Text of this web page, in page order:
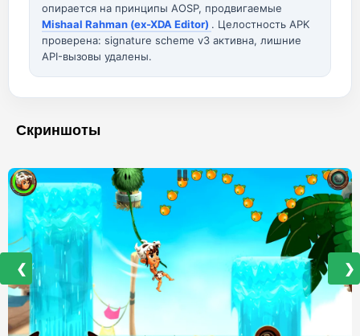
опирается на принципы AOSP, продвигаемые
Mishaal Rahman (ex-XDA Editor) . Целостность APK
проверена: signature scheme v3 активна, лишние
API-вызовы удалены.
Скриншоты
❮ ❯